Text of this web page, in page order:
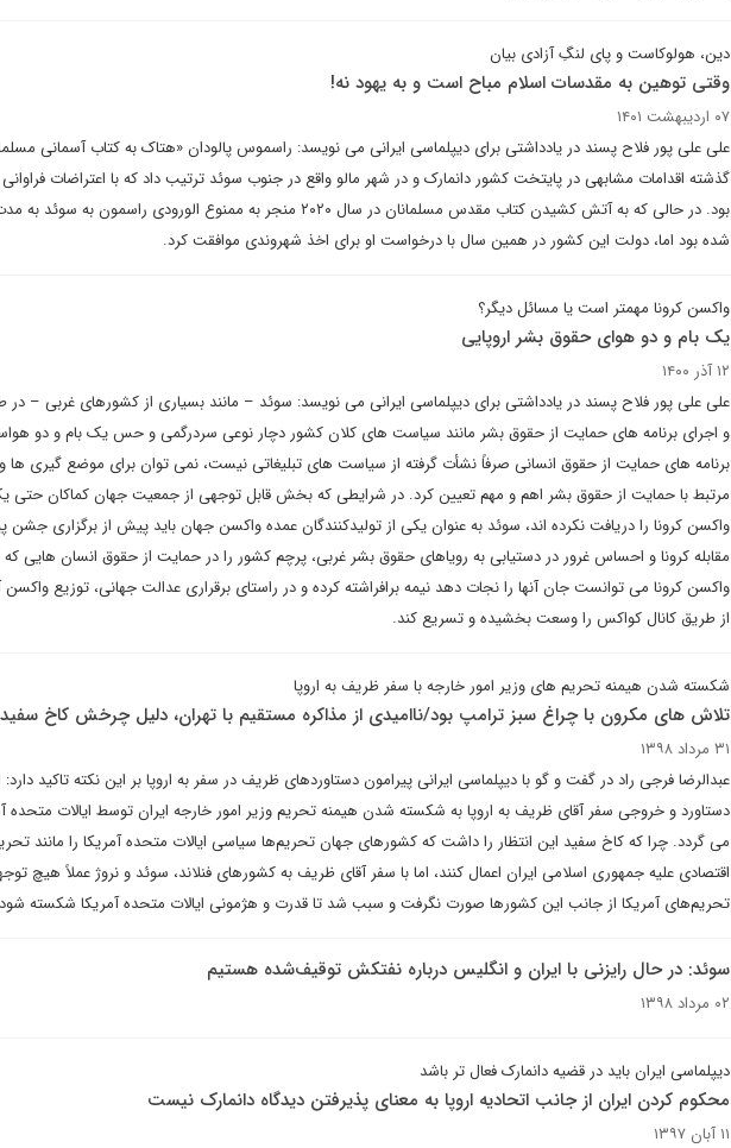
دین، هولوکاست و پای لنگِ آزادی بیان
وقتی توهین به مقدسات اسلام مباح است و به یهود نه!
۰۷ اردیبهشت ۱۴۰۱
علی علی پور فلاح پسند در یادداشتی برای دیپلماسی ایرانی می نویسد: راسموس پالودان «هتاک به کتاب آسمانی
گذشته اقدامات مشابهی در پایتخت کشور دانمارک و در شهر مالو واقع در جنوب سوئد ترتیب داد که با اعتراضات
بود. در حالی که به آتش کشیدن کتاب مقدس مسلمانان در سال ۲۰۲۰ منجر به ممنوع الورودی راسمون
شده بود اما، دولت این کشور در همین سال با درخواست او برای اخذ شهروندی موافقت کرد.
واکسن کرونا مهمتر است یا مسائل دیگر؟
یک بام و دو هوای حقوق بشر اروپایی
۱۲ آذر ۱۴۰۰
علی علی پور فلاح پسند در یادداشتی برای دیپلماسی ایرانی می نویسد: سوئد – مانند بسیاری از کشورهای غربی –
و اجرای برنامه های حمایت از حقوق بشر مانند سیاست های کلان کشور دچار نوعی سردرگمی و حس یک بام و دو
برنامه های حمایت از حقوق انسانی صرفاً نشأت گرفته از سیاست های تبلیغاتی نیست، نمی توان برای موضع گیری ها و
مرتبط با حمایت از حقوق بشر اهم و مهم تعیین کرد. در شرایطی که بخش قابل توجهی از جمعیت جهان کماکان حتی
واکسن کرونا را دریافت نکرده اند، سوئد به عنوان یکی از تولیدکنندگان عمده واکسن جهان باید پیش از برگزاری جشن
مقابله کرونا و احساس غرور در دستیابی به رویاهای حقوق بشر غربی، پرچم کشور را در حمایت از حقوق انسان هایی
واکسن کرونا می توانست جان آنها را نجات دهد نیمه برافراشته کرده و در راستای برقراری عدالت جهانی، توزیع واکسن
از طریق کانال کواکس را وسعت بخشیده و تسریع کند.
شکسته شدن هیمنه تحریم های وزیر امور خارجه با سفر ظریف به اروپا
تلاش های مکرون با چراغ سبز ترامپ بود/ناامیدی از مذاکره مستقیم با تهران، دلیل چرخش کاخ
۳۱ مرداد ۱۳۹۸
عبدالرضا فرجی راد در گفت و گو با دیپلماسی ایرانی پیرامون دستاوردهای ظریف در سفر به اروپا بر این نکته تاکید دارد:
دستاورد و خروجی سفر آقای ظریف به اروپا به شکسته شدن هیمنه تحریم وزیر امور خارجه ایران توسط ایالات متحده
می گردد. چرا که کاخ سفید این انتظار را داشت که کشورهای جهان تحریم‌ها سیاسی ایالات متحده آمریکا را مانند
اقتصادی علیه جمهوری اسلامی ایران اعمال کنند، اما با سفر آقای ظریف به کشورهای فنلاند، سوئد و نروژ عملاً هیچ
تحریم‌های آمریکا از جانب این کشورها صورت نگرفت و سبب شد تا قدرت و هژمونی ایالات متحده آمریکا شکسته
سوئد: در حال رایزنی با ایران و انگلیس درباره نفتکش توقیف‌شده هستیم
۰۲ مرداد ۱۳۹۸
دیپلماسی ایران باید در قضیه دانمارک فعال تر باشد
محکوم کردن ایران از جانب اتحادیه اروپا به معنای پذیرفتن دیدگاه دانمارک نیست
۱۱ آبان ۱۳۹۷